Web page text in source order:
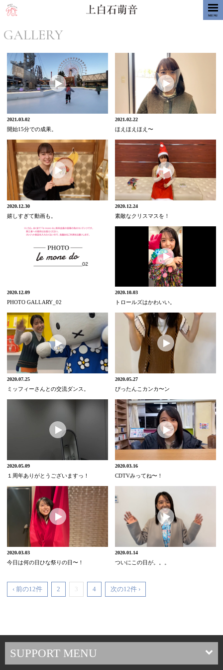
MENU
GALLERY
2021.03.02
開始15分での成果。
2021.02.22
ほえほえほえ〜
2020.12.30
嬉しすぎて動画も。
2020.12.24
素敵なクリスマスを！
2020.12.09
PHOTO GALLARY_02
2020.10.03
トロールズはかわいい。
2020.07.25
ミッフィーさんとの交流ダンス。
2020.05.27
ぴったんこカンカ〜ン
2020.05.09
１周年ありがとうございますっ！
2020.03.16
CDTVみってね〜！
2020.03.03
今日は何の日ひな祭りの日〜！
2020.01.14
ついにこの日が。。。
‹ 前の12件 2 3 4 次の12件 ›
SUPPORT MENU